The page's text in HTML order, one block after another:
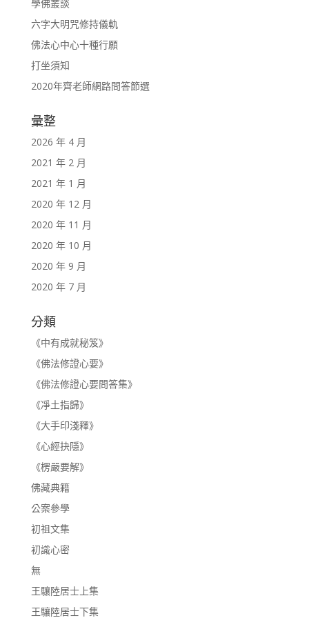
學佛叢談
六字大明咒修持儀軌
佛法心中心十種行願
打坐須知
2020年齊老師網路問答節選
彙整
2026 年 4 月
2021 年 2 月
2021 年 1 月
2020 年 12 月
2020 年 11 月
2020 年 10 月
2020 年 9 月
2020 年 7 月
分類
《中有成就秘笈》
《佛法修證心要》
《佛法修證心要問答集》
《凈土指歸》
《大手印淺釋》
《心經抉隱》
《楞嚴要解》
佛藏典籍
公案參學
初祖文集
初識心密
無
王驤陸居士上集
王驤陸居士下集